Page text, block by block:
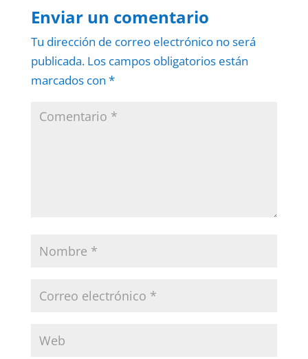
Enviar un comentario
Tu dirección de correo electrónico no será
publicada. Los campos obligatorios están
marcados con *